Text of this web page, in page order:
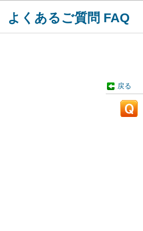
よくあるご質問 FAQ
戻る